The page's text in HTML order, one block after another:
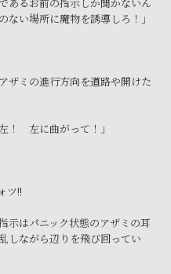
い場所に魔物を誘導しろ！」
ザミの進行方向を道路や開けた
！ 左に曲がって！」
ツ!!
示はパニック状態のアザミの耳
しながら辺りを飛び回ってい